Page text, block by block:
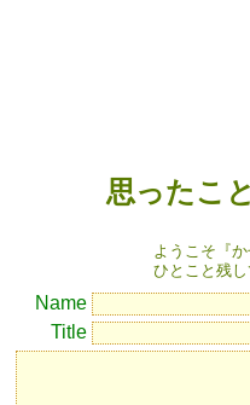
思ったこ
ようこそ『
ひとこと残
Name
Title